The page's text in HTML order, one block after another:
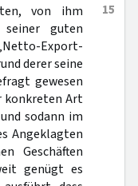
15
von ihm
guten
Export-
derer seine
gewesen
konkreten Art
sodann im
Angeklagten
Geschäften
genügt es